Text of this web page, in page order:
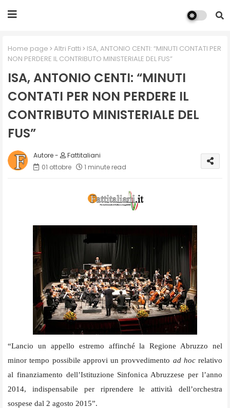
Home page Altri Fatti
ISA, ANTONIO CENTI: “MINUTI CONTATI PER
NON PERDERE IL CONTRIBUTO MINISTERIALE DEL FUS”
ISA, ANTONIO CENTI: “MINUTI
CONTATI PER NON PERDERE IL
CONTRIBUTO MINISTERIALE DEL
FUS”
Fattitaliani
01 ottobre
1 minute read
“Lancio un appello estremo affinché la Regione Abruzzo nel
minor tempo possibile approvi un provvedimento ad hoc relativo
al finanziamento dell’Istituzione Sinfonica Abruzzese per l’anno
2014, indispensabile per riprendere le attività dell’orchestra
sospese dal 2 agosto 2015”.